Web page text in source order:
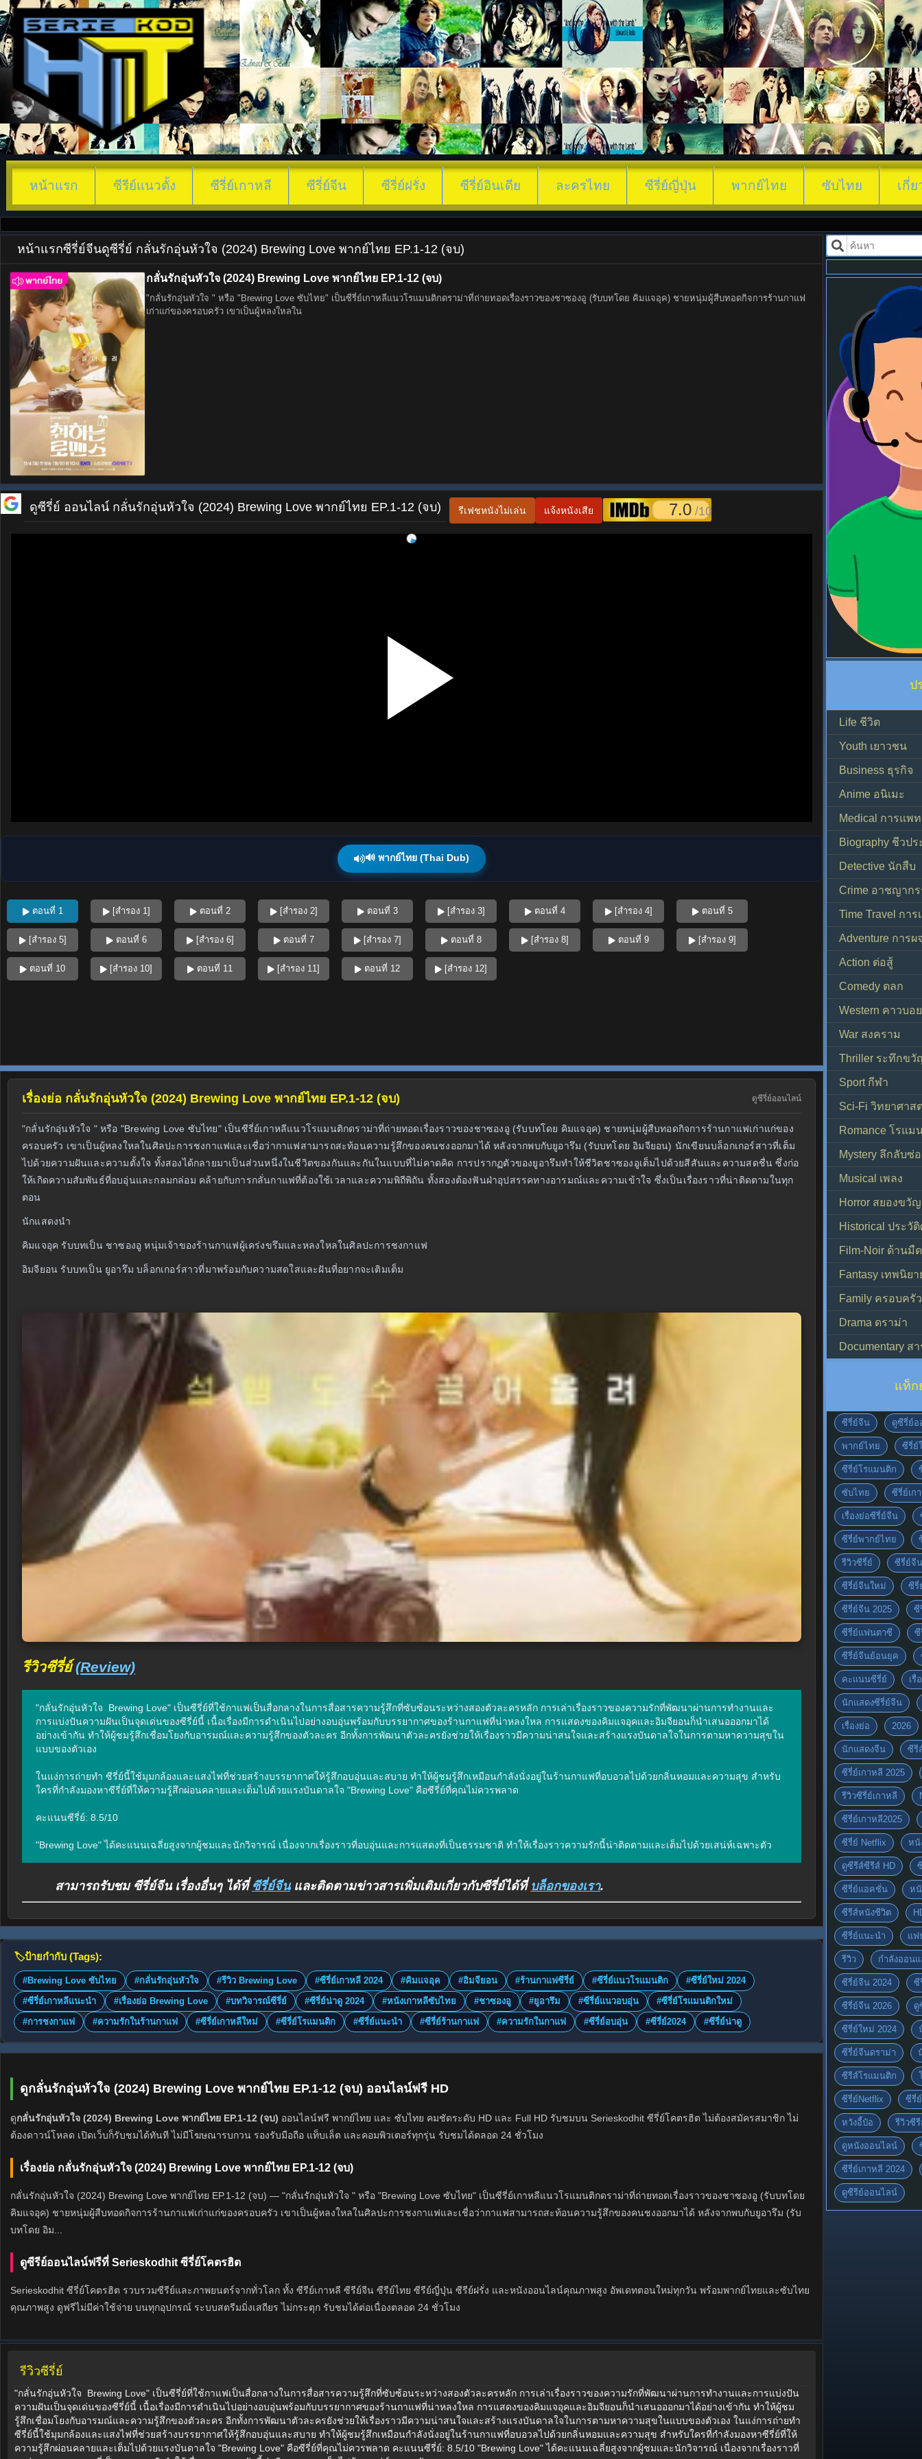
กลั่นรักอุ่นหัวใจ (2024) Brewing Love พาก
หน้าแรก ซีรีย์แนวตั้ง ซีรี่ย์เกาหลี ซีรี่ย์จีน ซีรี่ย์ฝรั่ง ซีรี่ย์อินเดีย ละครไทย ซีรี่ย์ญี่ปุ่น พากย์ไทย ซับไทย เกี่ย
หน้าแรกซีรี่ย์จีนดูซีรี่ย์ กลั่นรักอุ่นหัวใจ (2024) Brewing Love พากย์ไทย EP.1-12 (จบ)
กลั่นรักอุ่นหัวใจ (2024) Brewing Love พากย์ไทย EP.1-12 (จบ)
"กลั่นรักอุ่นหัวใจ " หรือ "Brewing Love ซับไทย" เป็นซีรี่ย์เกาหลีแนวโรแมนติกดราม่าที่ถ่ายทอดเรื่องราวของชาซองอู (รับบทโดย คิมแจอุค) ชายหนุ่มผู้สืบทอดกิจการร้านกาแฟ
เก่าแก่ของครอบครัว เขาเป็นผู้หลงใหลใน
ดูซีรี่ย์ ออนไลน์ กลั่นรักอุ่นหัวใจ (2024) Brewing Love พากย์ไทย EP.1-12 (จบ) รีเฟชหนังไม่เล่น แจ้งหนังเสีย 7.0 /10
🔊 พากย์ไทย (Thai Dub)
ตอนที่ 1 [สำรอง 1] ตอนที่ 2 [สำรอง 2] ตอนที่ 3 [สำรอง 3] ตอนที่ 4 [สำรอง 4] ตอนที่ 5
[สำรอง 5] ตอนที่ 6 [สำรอง 6] ตอนที่ 7 [สำรอง 7] ตอนที่ 8 [สำรอง 8] ตอนที่ 9 [สำรอง 9]
ตอนที่ 10 [สำรอง 10] ตอนที่ 11 [สำรอง 11] ตอนที่ 12 [สำรอง 12]
เรื่องย่อ กลั่นรักอุ่นหัวใจ (2024) Brewing Love พากย์ไทย EP.1-12 (จบ) ดูซีรี่ย์ออนไลน์
"กลั่นรักอุ่นหัวใจ " หรือ "Brewing Love ซับไทย" เป็นซีรี่ย์เกาหลีแนวโรแมนติกดราม่าที่ถ่ายทอดเรื่องราวของชาซองอู (รับบทโดย คิมแจอุค) ชายหนุ่มผู้สืบทอดกิจการร้านกาแฟเก่าแก่ของ
ครอบครัว เขาเป็นผู้หลงใหลในศิลปะการชงกาแฟและเชื่อว่ากาแฟสามารถสะท้อนความรู้สึกของคนชงออกมาได้ หลังจากพบกับยูอารึม (รับบทโดย อิมจียอน) นักเขียนบล็อกเกอร์สาวที่เต็ม
ไปด้วยความฝันและความตั้งใจ ทั้งสองได้กลายมาเป็นส่วนหนึ่งในชีวิตของกันและกันในแบบที่ไม่คาดคิด การปรากฏตัวของยูอารึมทำให้ชีวิตชาซองอูเต็มไปด้วยสีสันและความสดชื่น ซึ่งก่อ
ให้เกิดความสัมพันธ์ที่อบอุ่นและกลมกล่อม คล้ายกับการกลั่นกาแฟที่ต้องใช้เวลาและความพิถีพิถัน ทั้งสองต้องฟันฝ่าอุปสรรคทางอารมณ์และความเข้าใจ ซึ่งเป็นเรื่องราวที่น่าติดตามในทุก
ตอน
นักแสดงนำ
คิมแจอุค รับบทเป็น ชาซองอู หนุ่มเจ้าของร้านกาแฟผู้เคร่งขรึมและหลงใหลในศิลปะการชงกาแฟ
อิมจียอน รับบทเป็น ยูอารึม บล็อกเกอร์สาวที่มาพร้อมกับความสดใสและฝันที่อยากจะเติมเต็ม
รีวิวซีรี่ย์(Review)
"กลั่นรักอุ่นหัวใจ  Brewing Love" เป็นซีรี่ย์ที่ใช้กาแฟเป็นสื่อกลางในการสื่อสารความรู้สึกที่ซับซ้อนระหว่างสองตัวละครหลัก การเล่าเรื่องราวของความรักที่พัฒนาผ่านการทำงานและ
การแบ่งปันความฝันเป็นจุดเด่นของซีรี่ย์นี้ เนื้อเรื่องมีการดำเนินไปอย่างอบอุ่นพร้อมกับบรรยากาศของร้านกาแฟที่น่าหลงใหล การแสดงของคิมแจอุคและอิมจียอนก็นำเสนอออกมาได้
อย่างเข้ากัน ทำให้ผู้ชมรู้สึกเชื่อมโยงกับอารมณ์และความรู้สึกของตัวละคร อีกทั้งการพัฒนาตัวละครยังช่วยให้เรื่องราวมีความน่าสนใจและสร้างแรงบันดาลใจในการตามหาความสุขใน
แบบของตัวเอง
ในแง่การถ่ายทำ ซีรี่ย์นี้ใช้มุมกล้องและแสงไฟที่ช่วยสร้างบรรยากาศให้รู้สึกอบอุ่นและสบาย ทำให้ผู้ชมรู้สึกเหมือนกำลังนั่งอยู่ในร้านกาแฟที่อบอวลไปด้วยกลิ่นหอมและความสุข สำหรับ
ใครที่กำลังมองหาซีรี่ย์ที่ให้ความรู้สึกผ่อนคลายและเต็มไปด้วยแรงบันดาลใจ "Brewing Love" คือซีรี่ย์ที่คุณไม่ควรพลาด
คะแนนซีรี่ย์: 8.5/10
"Brewing Love" ได้คะแนนเฉลี่ยสูงจากผู้ชมและนักวิจารณ์ เนื่องจากเรื่องราวที่อบอุ่นและการแสดงที่เป็นธรรมชาติ ทำให้เรื่องราวความรักนี้น่าติดตามและเต็มไปด้วยเสน่ห์เฉพาะตัว
สามารถรับชม ซีรี่ย์จีน เรื่องอื่นๆ ได้ที่ ซีรี่ย์จีนและติดตามข่าวสารเพิ่มเติมเกี่ยวกับซีรี่ย์ได้ที่ บล็อกของเรา.
🏷️ป้ายกำกับ (Tags):
#Brewing Love ซับไทย #กลั่นรักอุ่นหัวใจ #รีวิว Brewing Love #ซีรี่ย์เกาหลี 2024 #คิมแจอุค #อิมจียอน #ร้านกาแฟซีรี่ย์ #ซีรี่ย์แนวโรแมนติก
#ซีรี่ย์ใหม่ 2024
#ซีรี่ย์เกาหลีแนะนำ
#เรื่องย่อ Brewing Love #บทวิจารณ์ซีรี่ย์ #ซีรี่ย์น่าดู 2024 #หนังเกาหลีซับไทย #ชาซองอู #ยูอารึม #ซีรี่ย์แนวอบอุ่น
#ซีรี่ย์โรแมนติกใหม่
#การชงกาแฟ
#ความรักในร้านกาแฟ #ซีรี่ย์เกาหลีใหม่ #ซีรี่ย์โรแมนติก #ซีรี่ย์แนะนำ #ซีรี่ย์ร้านกาแฟ #ความรักในกาแฟ #ซีรี่ย์อบอุ่น #ซีรี่ย์2024 #ซีรี่ย์น่าดู
ดูกลั่นรักอุ่นหัวใจ (2024) Brewing Love พากย์ไทย EP.1-12 (จบ) ออนไลน์ฟรี HD
ดูกลั่นรักอุ่นหัวใจ (2024) Brewing Love พากย์ไทย EP.1-12 (จบ) ออนไลน์ฟรี พากย์ไทย และ ซับไทย คมชัดระดับ HD และ Full HD รับชมบน Serieskodhit ซีรี่ย์โคตรฮิต ไม่ต้องสมัครสมาชิก ไม่
ต้องดาวน์โหลด เปิดเว็บก็รับชมได้ทันที ไม่มีโฆษณารบกวน รองรับมือถือ แท็บเล็ต และคอมพิวเตอร์ทุกรุ่น รับชมได้ตลอด 24 ชั่วโมง
เรื่องย่อ กลั่นรักอุ่นหัวใจ (2024) Brewing Love พากย์ไทย EP.1-12 (จบ)
กลั่นรักอุ่นหัวใจ (2024) Brewing Love พากย์ไทย EP.1-12 (จบ) — "กลั่นรักอุ่นหัวใจ " หรือ "Brewing Love ซับไทย" เป็นซีรี่ย์เกาหลีแนวโรแมนติกดราม่าที่ถ่ายทอดเรื่องราวของชาซองอู (รับบทโดย
คิมแจอุค) ชายหนุ่มผู้สืบทอดกิจการร้านกาแฟเก่าแก่ของครอบครัว เขาเป็นผู้หลงใหลในศิลปะการชงกาแฟและเชื่อว่ากาแฟสามารถสะท้อนความรู้สึกของคนชงออกมาได้ หลังจากพบกับยูอารึม (รับ
บทโดย อิม...
ดูซีรีย์ออนไลน์ฟรีที่ Serieskodhit ซีรี่ย์โคตรฮิต
Serieskodhit ซีรี่ย์โคตรฮิต รวบรวมซีรีย์และภาพยนตร์จากทั่วโลก ทั้ง ซีรีย์เกาหลี ซีรีย์จีน ซีรีย์ไทย ซีรีย์ญี่ปุ่น ซีรีย์ฝรั่ง และหนังออนไลน์คุณภาพสูง อัพเดทตอนใหม่ทุกวัน พร้อมพากย์ไทยและซับไทย
คุณภาพสูง ดูฟรีไม่มีค่าใช้จ่าย บนทุกอุปกรณ์ ระบบสตรีมมิ่งเสถียร ไม่กระตุก รับชมได้ต่อเนื่องตลอด 24 ชั่วโมง
รีวิวซีรี่ย์
"กลั่นรักอุ่นหัวใจ Brewing Love" เป็นซีรี่ย์ที่ใช้กาแฟเป็นสื่อกลางในการสื่อสารความรู้สึกที่ซับซ้อนระหว่างสองตัวละครหลัก การเล่าเรื่องราวของความรักที่พัฒนาผ่านการทำงานและการแบ่งปัน
ความฝันเป็นจุดเด่นของซีรี่ย์นี้ เนื้อเรื่องมีการดำเนินไปอย่างอบอุ่นพร้อมกับบรรยากาศของร้านกาแฟที่น่าหลงใหล การแสดงของคิมแจอุคและอิมจียอนก็นำเสนอออกมาได้อย่างเข้ากัน ทำให้ผู้ชม
รู้สึกเชื่อมโยงกับอารมณ์และความรู้สึกของตัวละคร อีกทั้งการพัฒนาตัวละครยังช่วยให้เรื่องราวมีความน่าสนใจและสร้างแรงบันดาลใจในการตามหาความสุขในแบบของตัวเอง ในแง่การถ่ายทำ
ซีรี่ย์นี้ใช้มุมกล้องและแสงไฟที่ช่วยสร้างบรรยากาศให้รู้สึกอบอุ่นและสบาย ทำให้ผู้ชมรู้สึกเหมือนกำลังนั่งอยู่ในร้านกาแฟที่อบอวลไปด้วยกลิ่นหอมและความสุข สำหรับใครที่กำลังมองหาซีรี่ย์ที่ให้
ความรู้สึกผ่อนคลายและเต็มไปด้วยแรงบันดาลใจ "Brewing Love" คือซีรี่ย์ที่คุณไม่ควรพลาด คะแนนซีรี่ย์: 8.5/10 "Brewing Love" ได้คะแนนเฉลี่ยสูงจากผู้ชมและนักวิจารณ์ เนื่องจากเรื่องราวที่
ป
Life ชีวิต
Youth เยาวชน
Business ธุรกิจ
Anime อนิเมะ
Medical การแพ
Biography ชีวปร
Detective นักสืบ
Crime อาชญาก
Time Travel กา
Adventure การ
Action ต่อสู้
Comedy ตลก
Western คาวบอ
War สงคราม
Thriller ระทึกขวั
Sport กีฬา
Sci-Fi วิทยาศาส
Romance โรแม
Mystery ลึกลับซ่
Musical เพลง
Horror สยองขวัญ
Historical ประวั
Film-Noir ด้านมื
Fantasy เทพนิยา
Family ครอบครัว
Drama ดราม่า
Documentary ส
แท็ก
ซีรี่ย์จีน ดูซีรี่ย์อ
พากย์ไทย ซีรี่ย์
ซีรี่ย์โรแมนติก
ซับไทย ซีรี่ย์เก
เรื่องย่อซีรี่ย์จีน
ซีรี่ย์พากย์ไทย
รีวิวซีรี่ย์ ซีรี่ย์จี
ซีรี่ย์จีนใหม่ ซีรี่
ซีรี่ย์จีน 2025 ซี
ซีรี่ย์แฟนตาซี ซี
ซีรี่ย์จีนย้อนยุค
คะแนนซีรี่ย์ เรื่
นักแสดงซีรี่ย์จีน
เรื่องย่อ 2026
นักแสดงจีน ซีรี
ซีรี่ย์เกาหลี 2025
รีวิวซีรี่ย์เกาหลี
ซีรี่ย์เกาหลี2025
ซีรี่ย์ Netflix หนั
ดูซีรีส์ซีรีส์ HD
ซีรี่ย์แอคชั่น ห
ซีรีส์หนังชีวิต
ซีรี่ย์แนะนำ แฟ
รีวิว กำลังออน
ซีรี่ย์จีน 2024 ซี
ซีรี่ย์จีน 2026 ดู
ซีรี่ย์ใหม่ 2024
ซีรี่ย์จีนดราม่า
ซีรีส์โรแมนติก
ซีรี่ย์Netflix ซีรี่
หวังอี้ป๋อ รีวิวซี
ดูหนังออนไลน์
ซีรี่ย์เกาหลี 2024
ดูซีรีย์ออนไลน์